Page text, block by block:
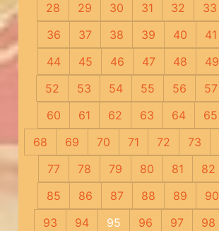
28
29 30 31 32 33
36
37 38 39 40 41
44
45 46 47 48 49
52
53 54 55 56 57
60
61 62 63 64 65
68
69 70 71 72 73
77
78 79 80 81 82
85
86 87 88 89 90
93
94 95 96 97 98